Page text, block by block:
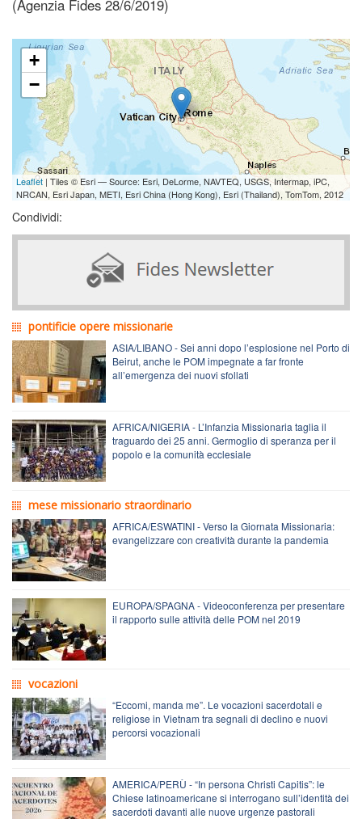
(Agenzia Fides 28/6/2019)
+
−
Leaflet | Tiles © Esri — Source: Esri, DeLorme, NAVTEQ, USGS, Intermap, iPC,
NRCAN, Esri Japan, METI, Esri China (Hong Kong), Esri (Thailand), TomTom, 2012
Condividi:
pontificie opere missionarie
ASIA/LIBANO - Sei anni dopo l’esplosione nel Porto di
Beirut, anche le POM impegnate a far fronte
all’emergenza dei nuovi sfollati
AFRICA/NIGERIA - L’Infanzia Missionaria taglia il
traguardo dei 25 anni. Germoglio di speranza per il
popolo e la comunità ecclesiale
mese missionario straordinario
AFRICA/ESWATINI - Verso la Giornata Missionaria:
evangelizzare con creatività durante la pandemia
EUROPA/SPAGNA - Videoconferenza per presentare
il rapporto sulle attività delle POM nel 2019
vocazioni
“Eccomi, manda me”. Le vocazioni sacerdotali e
religiose in Vietnam tra segnali di declino e nuovi
percorsi vocazionali
AMERICA/PERÙ - “In persona Christi Capitis”: le
Chiese latinoamericane si interrogano sull’identità dei
sacerdoti davanti alle nuove urgenze pastorali